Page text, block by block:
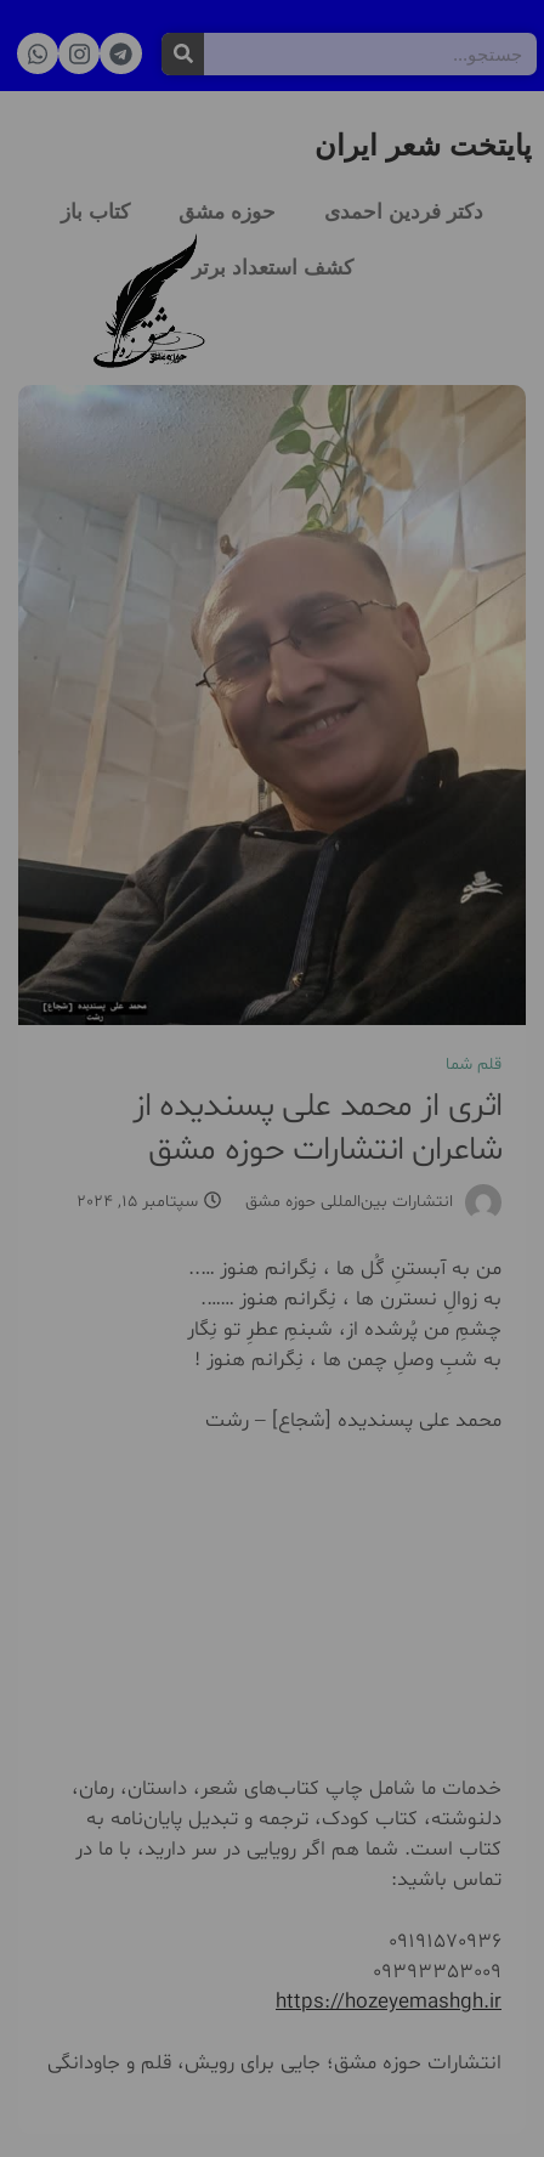
پایتخت شعر ایران
دکتر فردین احمدی حوزه مشق کتاب باز
کشف استعداد برتر
قلم شما
اثری از محمد علی پسندیده از
شاعران انتشارات حوزه مشق
انتشارات بین‌المللی حوزه مشق سپتامبر 15, 2024
من به آبستنِ گُل ها ، نِگرانم هنوز …..
به زوالِ نسترن ها ، نِگرانم هنوز …….
چشمِ من پُرشده از، شبنمِ عطرِ تو نِگار
به شبِ وصلِ چمن ها ، نِگرانم هنوز !
محمد علی پسندیده [شجاع] – رشت
خدمات ما شامل چاپ کتاب‌های شعر، داستان، رمان،
دلنوشته، کتاب کودک، ترجمه و تبدیل پایان‌نامه به
کتاب است. شما هم اگر رویایی در سر دارید، با ما در
تماس باشید:
09191570936
09393353009
https://hozeyemashgh.ir
انتشارات حوزه مشق؛ جایی برای رویش، قلم و جاودانگی